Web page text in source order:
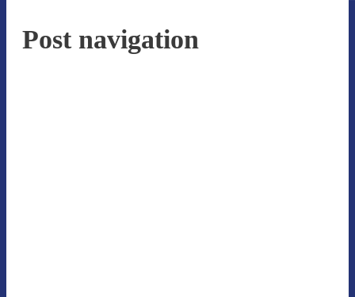
Post navigation